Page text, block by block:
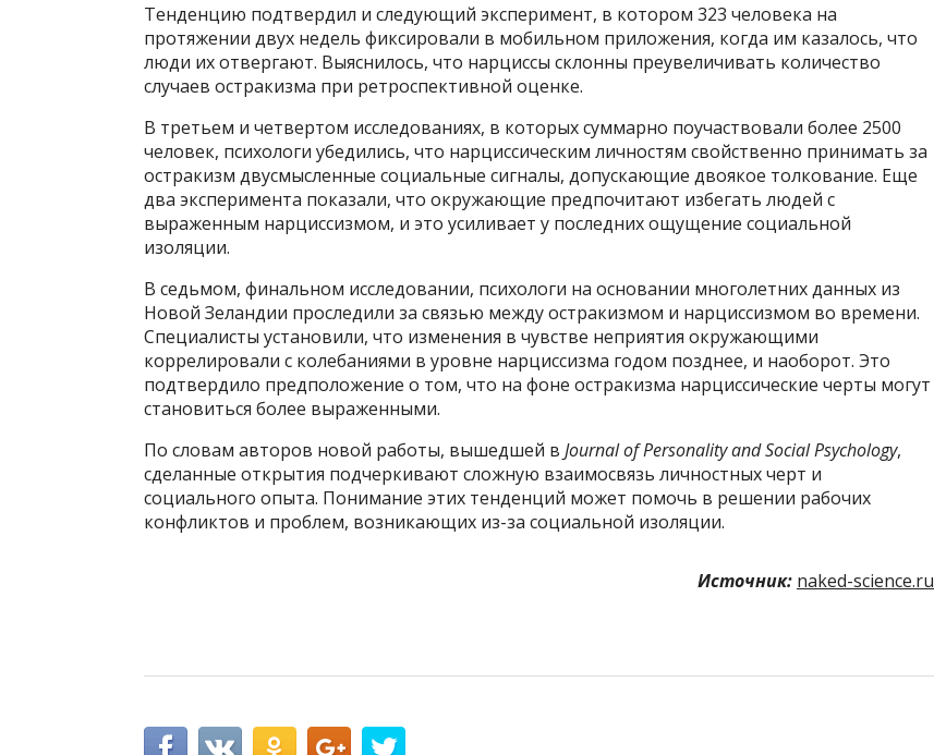
Тенденцию подтвердил и следующий эксперимент, в котором 323 человека на
протяжении двух недель фиксировали в мобильном приложения, когда им казалось, что
люди их отвергают. Выяснилось, что нарциссы склонны преувеличивать количество
случаев остракизма при ретроспективной оценке.
В третьем и четвертом исследованиях, в которых суммарно поучаствовали более 2500
человек, психологи убедились, что нарциссическим личностям свойственно принимать за
остракизм двусмысленные социальные сигналы, допускающие двоякое толкование. Еще
два эксперимента показали, что окружающие предпочитают избегать людей с
выраженным нарциссизмом, и это усиливает у последних ощущение социальной
изоляции.
В седьмом, финальном исследовании, психологи на основании многолетних данных из
Новой Зеландии проследили за связью между остракизмом и нарциссизмом во времени.
Специалисты установили, что изменения в чувстве неприятия окружающими
коррелировали с колебаниями в уровне нарциссизма годом позднее, и наоборот. Это
подтвердило предположение о том, что на фоне остракизма нарциссические черты могут
становиться более выраженными.
По словам авторов новой работы, вышедшей в Journal of Personality and Social Psychology,
сделанные открытия подчеркивают сложную взаимосвязь личностных черт и
социального опыта. Понимание этих тенденций может помочь в решении рабочих
конфликтов и проблем, возникающих из-за социальной изоляции.
Источник: naked-science.ru